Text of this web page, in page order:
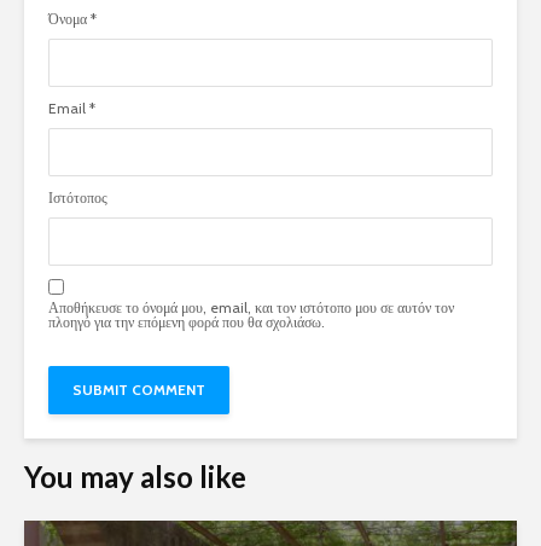
Όνομα *
Email *
Ιστότοπος
Αποθήκευσε το όνομά μου, email, και τον ιστότοπο μου σε αυτόν τον
πλοηγό για την επόμενη φορά που θα σχολιάσω.
You may also like